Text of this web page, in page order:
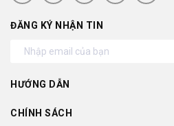
ĐĂNG KÝ NHẬN TIN
HƯỚNG DẪN
CHÍNH SÁCH